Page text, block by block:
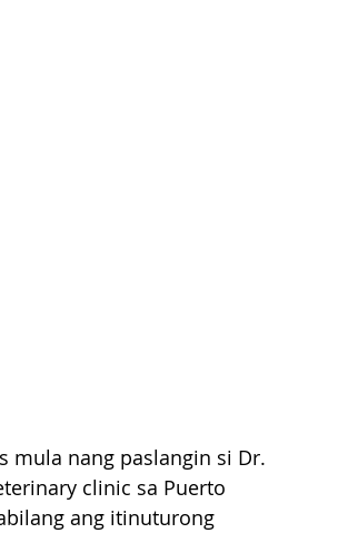
mula nang paslangin si Dr.
clinic sa Puerto
ang itinuturong